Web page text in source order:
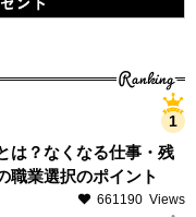
Ranking
は？なくなる仕事・残
職業選択のポイント
661190 Views